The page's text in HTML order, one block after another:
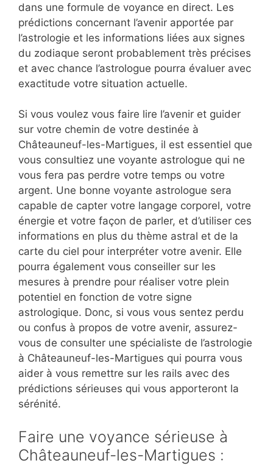
dans une formule de voyance en direct. Les
prédictions concernant l’avenir apportée par
l’astrologie et les informations liées aux signes
du zodiaque seront probablement très précises
et avec chance l’astrologue pourra évaluer avec
exactitude votre situation actuelle.
Si vous voulez vous faire lire l’avenir et guider
sur votre chemin de votre destinée à
Châteauneuf-les-Martigues, il est essentiel que
vous consultiez une voyante astrologue qui ne
vous fera pas perdre votre temps ou votre
argent. Une bonne voyante astrologue sera
capable de capter votre langage corporel, votre
énergie et votre façon de parler, et d’utiliser ces
informations en plus du thème astral et de la
carte du ciel pour interpréter votre avenir. Elle
pourra également vous conseiller sur les
mesures à prendre pour réaliser votre plein
potentiel en fonction de votre signe
astrologique. Donc, si vous vous sentez perdu
ou confus à propos de votre avenir, assurez-
vous de consulter une spécialiste de l’astrologie
à Châteauneuf-les-Martigues qui pourra vous
aider à vous remettre sur les rails avec des
prédictions sérieuses qui vous apporteront la
sérénité.
Faire une voyance sérieuse à
Châteauneuf-les-Martigues :